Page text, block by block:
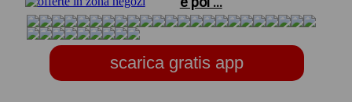
scarica gratis app